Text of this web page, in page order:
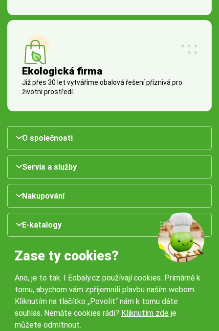
Ekologická firma
Již přes 30 let vytváříme obalová řešení příznivá pro
životní prostředí.
O společnosti
Servis a služby
Nakupování
E-katalogy
Naše pobočky:
Zase ty cookies?
Ano, je to tak. I Eobaly.cz používají cookies. Primárně k
tomu, abychom vám zpříjemnili plavbu naším webem.
Kliknutím na tlačítko „Povolit“ nám k tomu dáte
souhlas. Nemáte cookies rádi? Kliknutím zde je
můžete odmítnout.